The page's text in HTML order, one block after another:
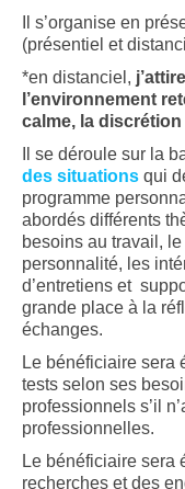
Il s’organise en
(présentiel et
*en distanciel,
l’environnement
calme, la
Il se déroule sur la
des situations qui
programme
abordés différents
besoins au travail,
personnalité, les
d’entretiens et
grande place à la
échanges.
Le bénéficiaire sera
tests selon ses
professionnels s’il
professionnelles.
Le bénéficiaire sera
recherches et des